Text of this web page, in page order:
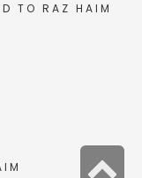
TO RAZ HAIM
גלילה